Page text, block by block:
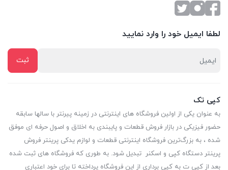
لطفا ایمیل خود را وارد نمایید
کپی تک
به عنوان یکی از اولین فروشگاه های اینترنتی در زمینه پیرنتر با سالها سابقه
حضور فیزیکی در بازار فروش قطعات و پایبندی به اخلاق و اصول حرفه ای موفق
شده ، به بزرگ‌ترین فروشگاه اینترنتی قطعات و لوازم یدکی پرینتر فروش
پرینتر دستگاه کپی و اسکنر تبدیل شود. به طوری که فروشگاه های ثبت شده
بعد از کپی ت به کپی برداری از این فروشگاه پرداخته تا برای خود اعتباری